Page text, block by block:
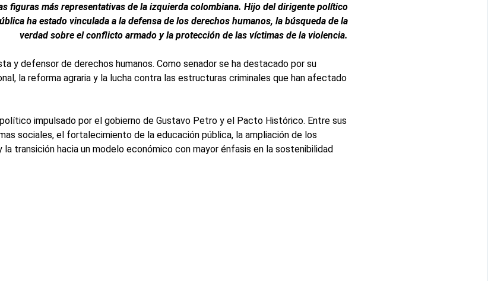
figuras más representativas de la izquierda colombiana. Hijo del dirigente político
ha estado vinculada a la defensa de los derechos humanos, la búsqueda de la
verdad sobre el conflicto armado y la protección de las víctimas de la violencia.
y defensor de derechos humanos. Como senador se ha destacado por su
la reforma agraria y la lucha contra las estructuras criminales que han afectado
impulsado por el gobierno de Gustavo Petro y el Pacto Histórico. Entre sus
sociales, el fortalecimiento de la educación pública, la ampliación de los
transición hacia un modelo económico con mayor énfasis en la sostenibilidad